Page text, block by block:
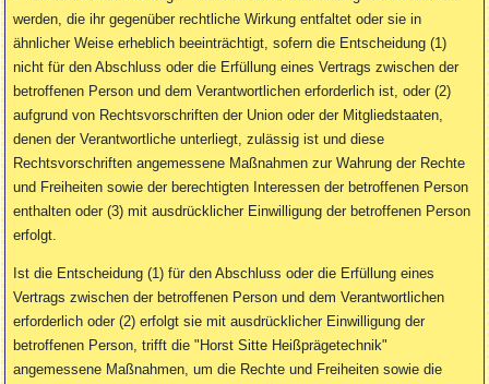
werden, die ihr gegenüber rechtliche Wirkung entfaltet oder sie in
ähnlicher Weise erheblich beeinträchtigt, sofern die Entscheidung (1)
nicht für den Abschluss oder die Erfüllung eines Vertrags zwischen der
betroffenen Person und dem Verantwortlichen erforderlich ist, oder (2)
aufgrund von Rechtsvorschriften der Union oder der Mitgliedstaaten,
denen der Verantwortliche unterliegt, zulässig ist und diese
Rechtsvorschriften angemessene Maßnahmen zur Wahrung der Rechte
und Freiheiten sowie der berechtigten Interessen der betroffenen Person
enthalten oder (3) mit ausdrücklicher Einwilligung der betroffenen Person
erfolgt.
Ist die Entscheidung (1) für den Abschluss oder die Erfüllung eines
Vertrags zwischen der betroffenen Person und dem Verantwortlichen
erforderlich oder (2) erfolgt sie mit ausdrücklicher Einwilligung der
betroffenen Person, trifft die "Horst Sitte Heißprägetechnik"
angemessene Maßnahmen, um die Rechte und Freiheiten sowie die